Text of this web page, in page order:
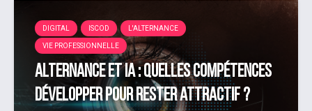
DIGITAL ISCOD L'ALTERNANCE
VIE PROFESSIONNELLE
Alternance et IA : quelles compétences
développer pour rester attractif ?